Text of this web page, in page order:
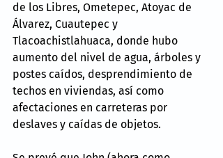
de los Libres, Ometepec, Atoyac de
Álvarez, Cuautepec y
Tlacoachistlahuaca, donde hubo
aumento del nivel de agua, árboles y
postes caídos, desprendimiento de
techos en viviendas, así como
afectaciones en carreteras por
deslaves y caídas de objetos.